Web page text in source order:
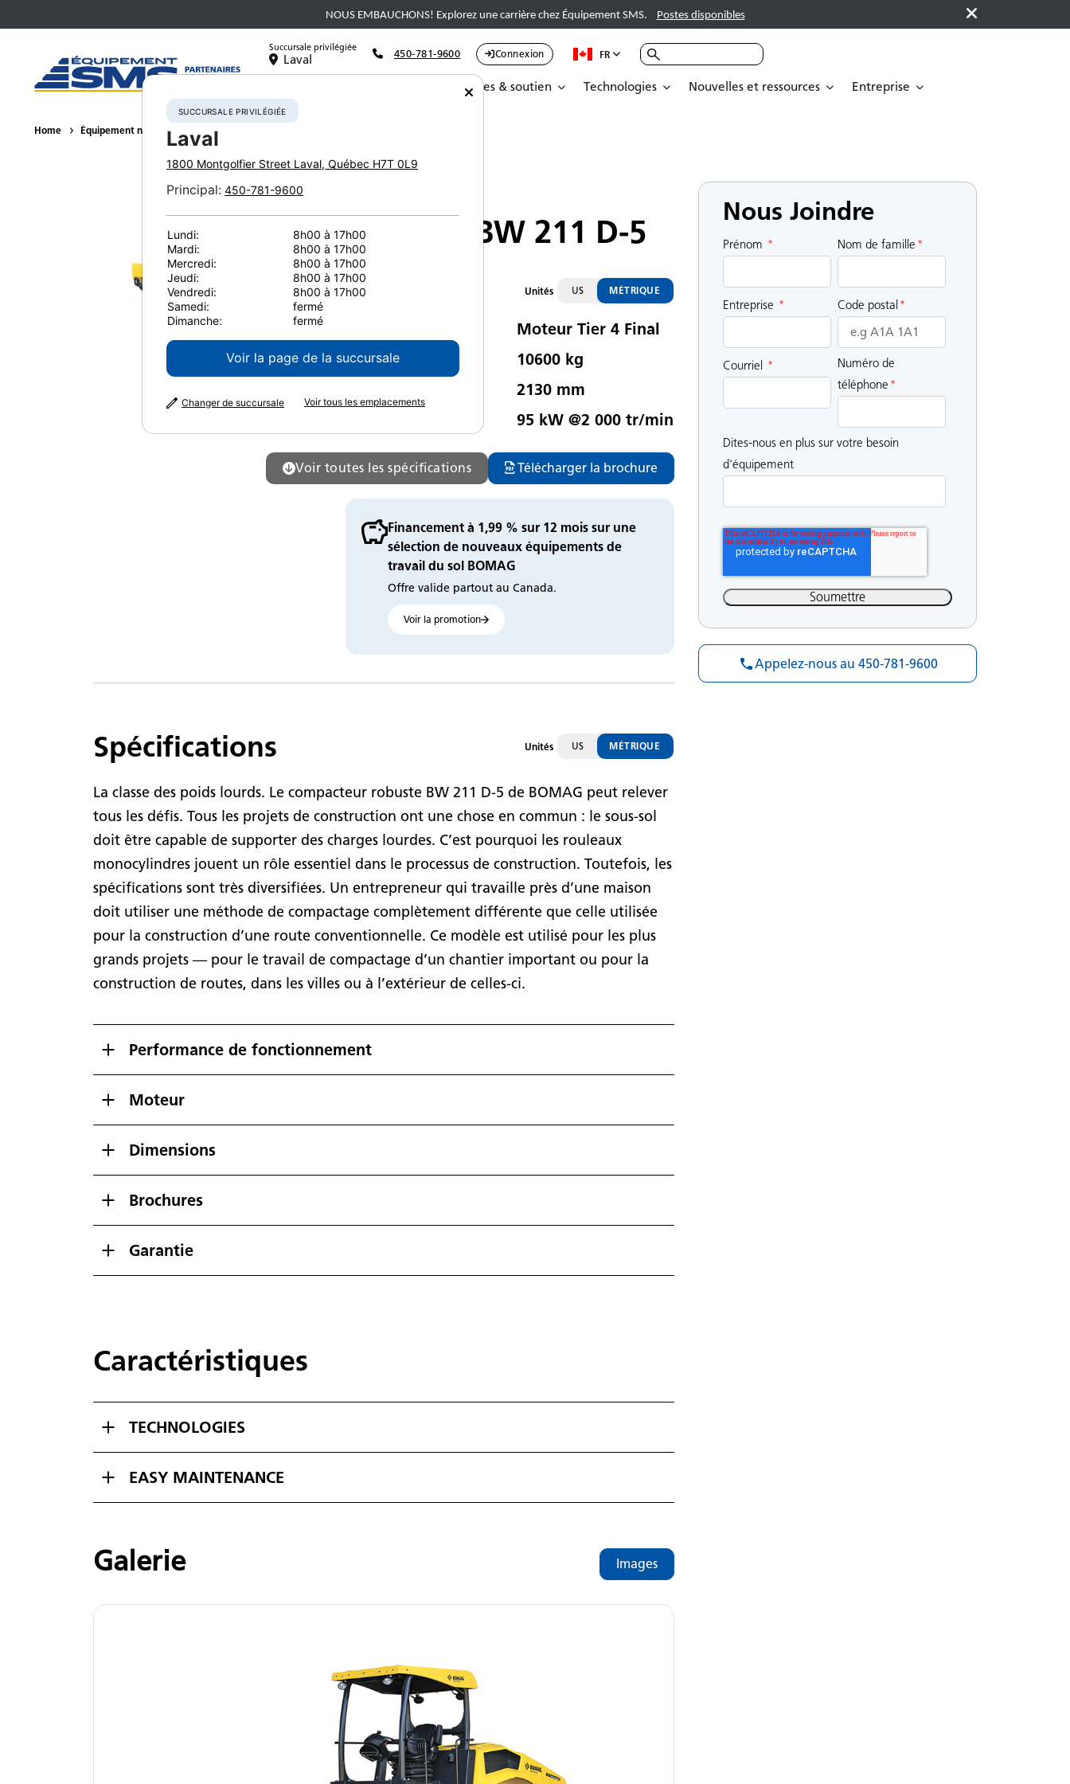
NOUS EMBAUCHONS! Explorez une carrière chez Équipement SMS. Postes disponibles
Succursale privilégiée
Laval 450-781-9600 Connexion FR
Services & soutien Technologies Nouvelles et ressources Entreprise
Home Équipement neuf Compacteurs
BOMAG BW 211 D-5
Unités US MÉTRIQUE
Moteur Tier 4 Final
Poids 10600 kg
2130 mm
95 kW @2 000 tr/min
Voir toutes les spécifications Télécharger la brochure
Financement à 1,99 % sur 12 mois sur une
sélection de nouveaux équipements de
travail du sol BOMAG
Offre valide partout au Canada.
Voir la promotion
Spécifications Unités US MÉTRIQUE
La classe des poids lourds. Le compacteur robuste BW 211 D-5 de BOMAG peut relever
tous les défis. Tous les projets de construction ont une chose en commun : le sous-sol
doit être capable de supporter des charges lourdes. C’est pourquoi les rouleaux
monocylindres jouent un rôle essentiel dans le processus de construction. Toutefois, les
spécifications sont très diversifiées. Un entrepreneur qui travaille près d’une maison
doit utiliser une méthode de compactage complètement différente que celle utilisée
pour la construction d’une route conventionnelle. Ce modèle est utilisé pour les plus
grands projets — pour le travail de compactage d’un chantier important ou pour la
construction de routes, dans les villes ou à l’extérieur de celles-ci.
Performance de fonctionnement
Moteur
Dimensions
Brochures
Garantie
Caractéristiques
TECHNOLOGIES
EASY MAINTENANCE
Galerie Images
Nous Joindre
Prénom * Nom de famille *
Entreprise * Code postal *
Courriel *
Numéro de
téléphone *
Dites-nous en plus sur votre besoin
d'équipement
Appelez-nous au 450-781-9600
SUCCURSALE PRIVILÉGIÉE
Laval
1800 Montgolfier Street Laval, Québec H7T 0L9
Principal: 450-781-9600
Lundi:
8h00 à 17h00
Mardi:
8h00 à 17h00
Mercredi:
8h00 à 17h00
Jeudi:
8h00 à 17h00
Vendredi:
8h00 à 17h00
Samedi:
fermé
Dimanche:
fermé
Voir la page de la succursale
Changer de succursale Voir tous les emplacements